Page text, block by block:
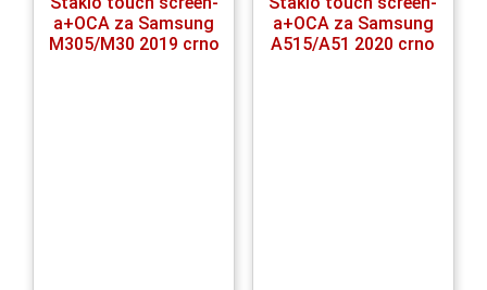
a+OCA za Samsung
M305/M30 2019 crno
a+OCA za Samsung
A515/A51 2020 crno